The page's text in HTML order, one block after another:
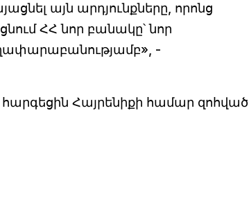
այն արդյունքները, որոնց
ՀՀ նոր բանակը՝ նոր
-
Հայրենիքի համար զոհված